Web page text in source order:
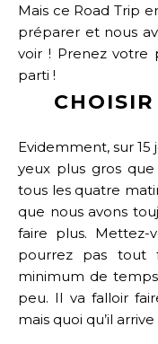
Mais ce Road Trip
préparer et nous
voir ! Prenez votre
parti !
Evidemment, sur 15
yeux plus gros
tous les quatre
que nous avons
faire plus.
pourrez pas tout
minimum de
peu. Il va falloir
mais quoi qu’il